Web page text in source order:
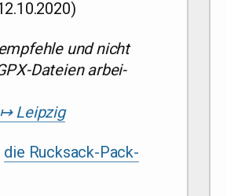
und nicht
Datei­en arbei­
Leipzig
die Ruck­sack-Pack­